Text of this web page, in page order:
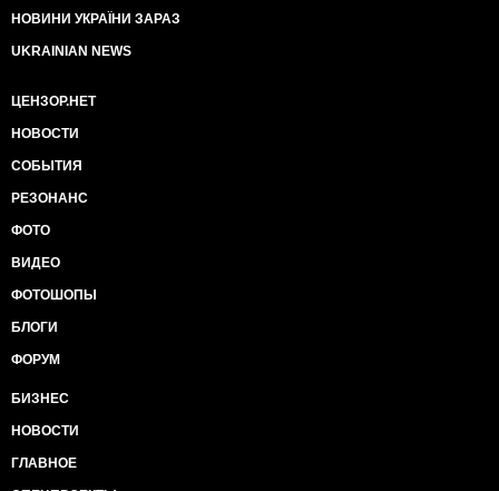
НОВИНИ УКРАЇНИ ЗАРАЗ
UKRAINIAN NEWS
ЦЕНЗОР.НЕТ
НОВОСТИ
СОБЫТИЯ
РЕЗОНАНС
ФОТО
ВИДЕО
ФОТОШОПЫ
БЛОГИ
ФОРУМ
БИЗНЕС
НОВОСТИ
ГЛАВНОЕ